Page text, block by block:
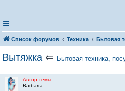
Список форумов Техника Бытовая
Вытяжка ⇐ Бытовая техника,
Автор темы
Barbarra